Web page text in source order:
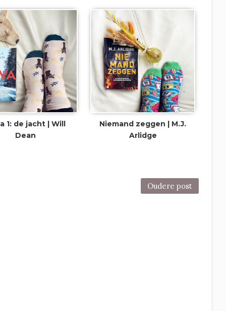
1: de jacht | Will
Dean
Niemand zeggen | M.J.
Arlidge
Oudere post